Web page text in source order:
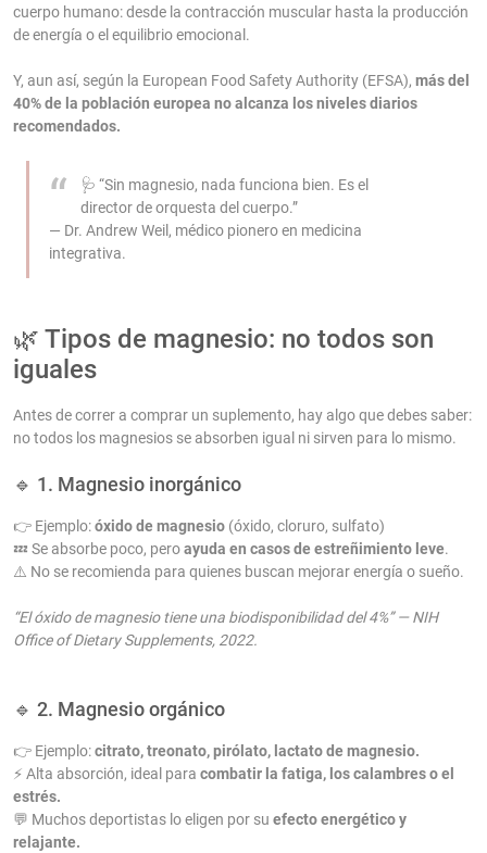
cuerpo humano: desde la contracción muscular hasta la producción
de energía o el equilibrio emocional.
Y, aun así, según la European Food Safety Authority (EFSA), más del
40% de la población europea no alcanza los niveles diarios
recomendados.
🩺 “Sin magnesio, nada funciona bien. Es el
director de orquesta del cuerpo.”
— Dr. Andrew Weil, médico pionero en medicina
integrativa.
🌿 Tipos de magnesio: no todos son
iguales
Antes de correr a comprar un suplemento, hay algo que debes saber:
no todos los magnesios se absorben igual ni sirven para lo mismo.
🔹 1. Magnesio inorgánico
👉 Ejemplo:óxido de magnesio (óxido, cloruro, sulfato)
💤 Se absorbe poco, peroayuda en casos de estreñimiento leve.
⚠️ No se recomienda para quienes buscan mejorar energía o sueño.
“El óxido de magnesio tiene una biodisponibilidad del 4%” — NIH
Office of Dietary Supplements, 2022.
🔹 2. Magnesio orgánico
👉 Ejemplo:citrato, treonato, pirólato, lactato de magnesio.
⚡ Alta absorción, ideal para combatir la fatiga, los calambres o el
estrés.
💬 Muchos deportistas lo eligen por su efecto energético y
relajante.